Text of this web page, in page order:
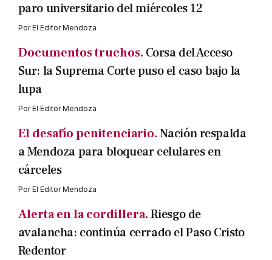
paro universitario del miércoles 12
PorEl Editor Mendoza
Documentos truchos. Corsa del Acceso
Sur: la Suprema Corte puso el caso bajo la
lupa
PorEl Editor Mendoza
El desafío penitenciario.Nación respalda
a Mendoza para bloquear celulares en
cárceles
PorEl Editor Mendoza
Alerta en la cordillera.Riesgo de
avalancha: continúa cerrado el Paso Cristo
Redentor